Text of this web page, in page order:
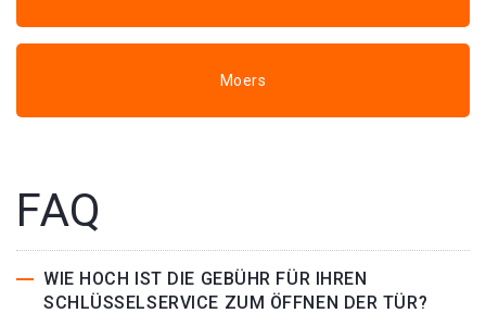
Moers
FAQ
WIE HOCH IST DIE GEBÜHR FÜR IHREN
SCHLÜSSELSERVICE ZUM ÖFFNEN DER TÜR?